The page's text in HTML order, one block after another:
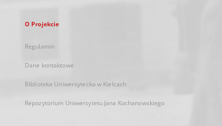
O Projekcie
Regulamin
Dane kontaktowe
Biblioteka Uniwersytecka w Kielcach
Repozytorium Uniwersytetu Jana Kochanowskiego